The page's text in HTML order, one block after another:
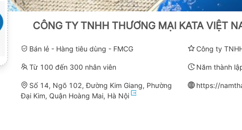
CÔNG TY TNHH THƯƠNG MẠI KATA VIỆT
Bán lẻ - Hàng tiêu dùng - FMCG Công ty
Từ 100 đến 300 nhân viên Năm thành
Số 14, Ngõ 102, Đường Kim Giang, Phường
Đại Kim, Quận Hoàng Mai, Hà Nội
https://